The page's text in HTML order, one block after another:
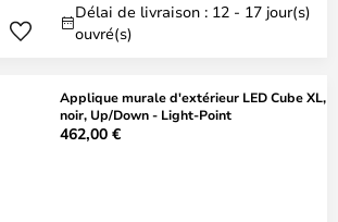
Délai de livraison : 12 - 17 jour(s)
ouvré(s)
Applique murale d'extérieur LED Cube XL,
noir, Up/Down - Light-Point
462,00 €